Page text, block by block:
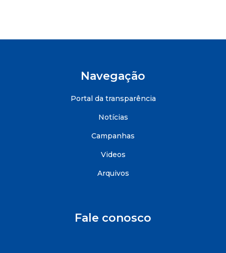
Navegação
Portal da transparência
Notícias
Campanhas
Videos
Arquivos
Fale conosco